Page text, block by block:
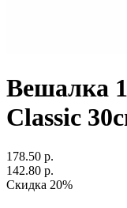
Вешалка
Classic
178.50 р.
142.80 р.
Скидка 20%